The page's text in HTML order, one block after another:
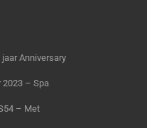
Anniversary
2023 – Spa
– Met